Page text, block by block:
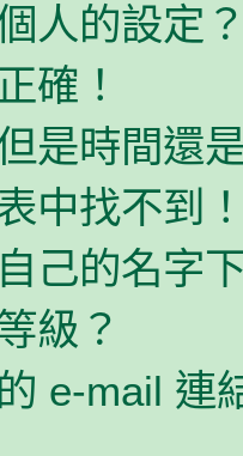
人的設定
確！
是時間還
中找不到
己的名字
級？
e-mail 連